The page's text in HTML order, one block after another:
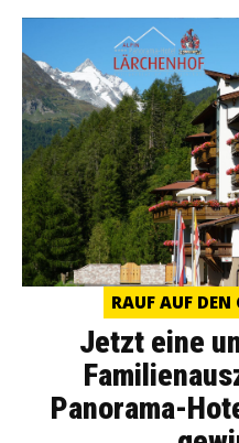
RAUF AUF DEN
Jetzt eine
Panorama-